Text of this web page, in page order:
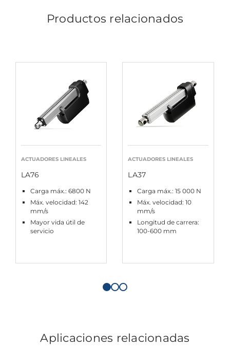
Productos relacionados
ACTUADORES LINEALES
LA76
Carga máx.: 6800 N
Máx. velocidad: 142
mm/s
Mayor vida útil de
servicio
ACTUADORES LINEALES
LA37
Carga máx.: 15 000 N
Máx. velocidad: 10
mm/s
Longitud de carrera:
100-600 mm
Aplicaciones relacionadas